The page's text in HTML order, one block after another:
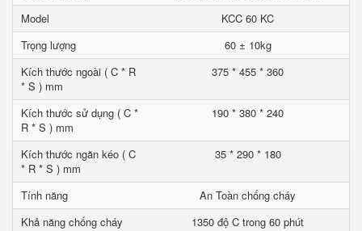
Model
KCC 60 KC
Trọng lượng
60 ± 10kg
Kích thước ngoài ( C * R
* S ) mm
375 * 455 * 360
Kích thước sử dụng ( C *
R * S ) mm
190 * 380 * 240
Kích thước ngăn kéo ( C
* R * S ) mm
35 * 290 * 180
Tính năng
An Toàn chống cháy
Khả năng chống cháy
1350 độ C trong 60 phút